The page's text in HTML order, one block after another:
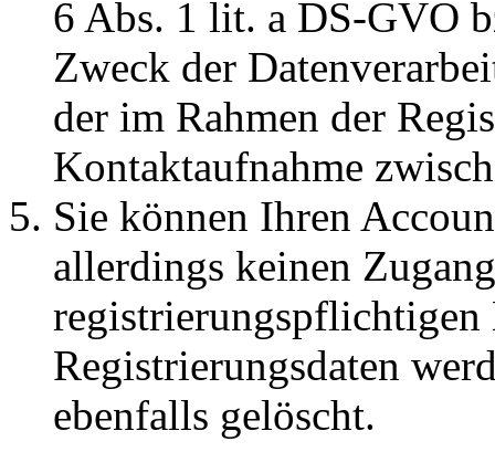
6 Abs. 1 lit. a DS-GVO
Zweck der
der im Rahmen der
Kontaktaufnahme
Sie können Ihren
allerdings keinen
registrierungspflichtigen
Registrierungsdaten
ebenfalls gelöscht.